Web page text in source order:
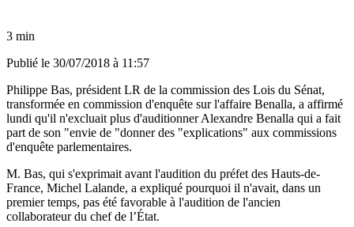
3 min
Publié le 30/07/2018 à 11:57
Philippe Bas, président LR de la commission des Lois du Sénat,
transformée en commission d'enquête sur l'affaire Benalla, a affirmé
lundi qu'il n'excluait plus d'auditionner Alexandre Benalla qui a fait
part de son "envie de "donner des "explications" aux commissions
d'enquête parlementaires.
M. Bas, qui s'exprimait avant l'audition du préfet des Hauts-de-
France, Michel Lalande, a expliqué pourquoi il n'avait, dans un
premier temps, pas été favorable à l'audition de l'ancien
collaborateur du chef de l’État.